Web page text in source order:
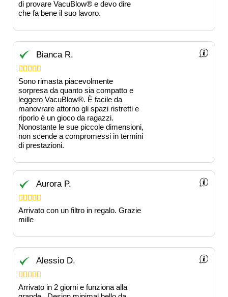
di provare VacuBlow®️ e devo dire
che fa bene il suo lavoro.
Bianca R.
    
Sono rimasta piacevolmente
sorpresa da quanto sia compatto e
leggero VacuBlow®️. È facile da
manovrare attorno gli spazi ristretti e
riporlo è un gioco da ragazzi.
Nonostante le sue piccole dimensioni,
non scende a compromessi in termini
di prestazioni.
Aurora P.
    
Arrivato con un filtro in regalo. Grazie
mille
Alessio D.
    
Arrivato in 2 giorni e funziona alla